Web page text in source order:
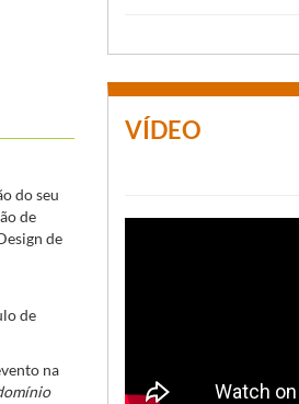
do seu
de
de
de
na
VÍDEO